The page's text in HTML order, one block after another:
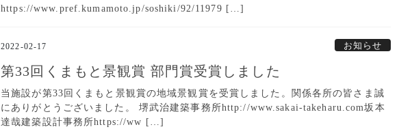
https://www.pref.kumamoto.jp/soshiki/92/11979 […]
2022-02-17 お知らせ
第33回くまもと景観賞 部門賞受賞しました
当施設が第33回くまもと景観賞の地域景観賞を受賞しました。関係各所の皆さま誠
にありがとうございました。 堺武治建築事務所http://www.sakai-takeharu.com坂本
達哉建築設計事務所https://ww […]